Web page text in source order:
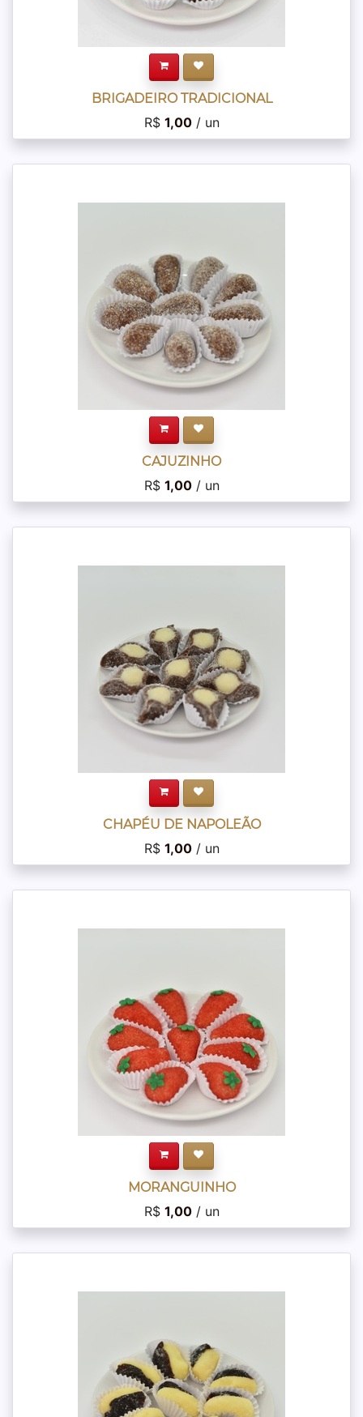
BRIGADEIRO TRADICIONAL
R$ 1,00 / un
CAJUZINHO
R$ 1,00 / un
CHAPÉU DE NAPOLEÃO
R$ 1,00 / un
MORANGUINHO
R$ 1,00 / un